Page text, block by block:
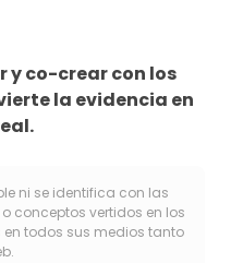
y co-crear con los
la evidencia en
ni se identifica con las
conceptos vertidos en los
todos sus medios tanto